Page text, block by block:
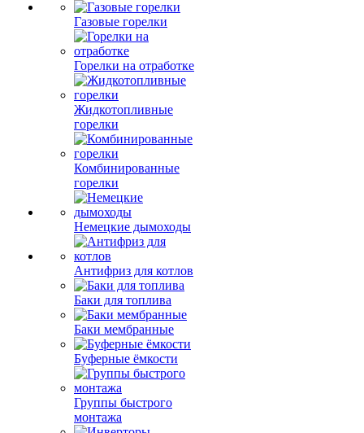
Газовые горелки
Горелки на отработке
Жидкотопливные
горелки
Комбинированные
горелки
Немецкие дымоходы
Антифриз для котлов
Баки для топлива
Баки мембранные
Буферные ёмкости
Группы быстрого
монтажа